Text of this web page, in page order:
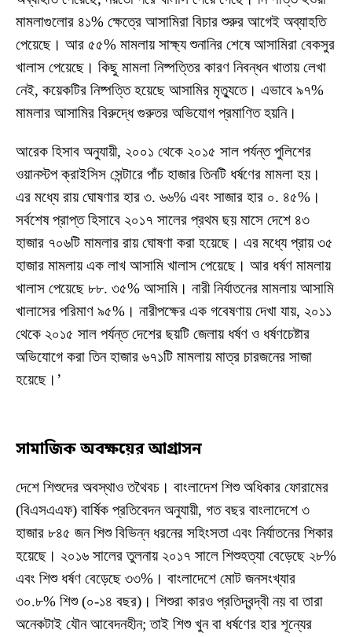
মামলাগুলোর ৪১% ক্ষেত্রে আসামিরা বিচার শুরুর আগেই অব্যাহতি
পেয়েছে। আর ৫৫% মামলায় সাক্ষ্য শুনানির শেষে আসামিরা বেকসুর
খালাস পেয়েছে। কিছু মামলা নিষ্পত্তির কারণ নিবন্ধন খাতায় লেখা
নেই, কয়েকটির নিষ্পত্তি হয়েছে আসামির মৃত্যুতে। এভাবে ৯৭%
মামলার আসামির বিরুদ্ধে গুরুতর অভিযোগ প্রমাণিত হয়নি।
আরেক হিসাব অনুযায়ী, ২০০১ থেকে ২০১৫ সাল পর্যন্ত পুলিশের
ওয়ানস্টপ ক্রাইসিস সেন্টারে পাঁচ হাজার তিনটি ধর্ষণের মামলা হয়।
এর মধ্যে রায় ঘোষণার হার ৩. ৬৬% এবং সাজার হার ০. ৪৫%।
সর্বশেষ প্রাপ্ত হিসাবে ২০১৭ সালের প্রথম ছয় মাসে দেশে ৪৩
হাজার ৭০৬টি মামলার রায় ঘোষণা করা হয়েছে। এর মধ্যে প্রায় ৩৫
হাজার মামলায় এক লাখ আসামি খালাস পেয়েছে। আর ধর্ষণ মামলায়
খালাস পেয়েছে ৮৮. ৩৫% আসামি। নারী নির্যাতনের মামলায় আসামি
খালাসের পরিমাণ ৯৫%। নারীপক্ষের এক গবেষণায় দেখা যায়, ২০১১
থেকে ২০১৫ সাল পর্যন্ত দেশের ছয়টি জেলায় ধর্ষণ ও ধর্ষণচেষ্টার
অভিযোগে করা তিন হাজার ৬৭১টি মামলায় মাত্র চারজনের সাজা
হয়েছে।’
সামাজিকঅবক্ষয়েরআগ্রাসন
দেশে শিশুদের অবস্থাও তথৈবচ। বাংলাদেশ শিশু অধিকার ফোরামের
(বিএসএএফ) বার্ষিক প্রতিবেদন অনুযায়ী, গত বছর বাংলাদেশে ৩
হাজার ৮৪৫ জন শিশু বিভিন্ন ধরনের সহিংসতা এবং নির্যাতনের শিকার
হয়েছে। ২০১৬ সালের তুলনায় ২০১৭ সালে শিশুহত্যা বেড়েছে ২৮%
এবং শিশু ধর্ষণ বেড়েছে ৩৩%। বাংলাদেশে মোট জনসংখ্যার
৩০.৮% শিশু (০-১৪ বছর)। শিশুরা কারও প্রতিদ্বন্দ্বী নয় বা তারা
অনেকটাই যৌন আবেদনহীন; তাই শিশু খুন বা ধর্ষণের হার শূন্যের